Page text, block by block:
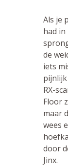
Als je
had in
de
iets
RX-
Floor
maar
wees
door
Jinx.